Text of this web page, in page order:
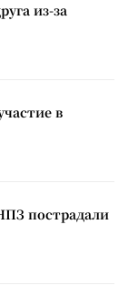
из-за
в
пострадали